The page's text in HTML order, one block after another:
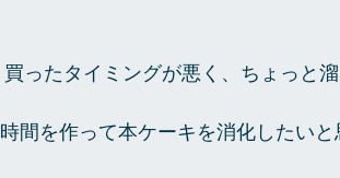
買ったタイミングが悪く、ちょっと溜
時間を作って本ケーキを消化したいと